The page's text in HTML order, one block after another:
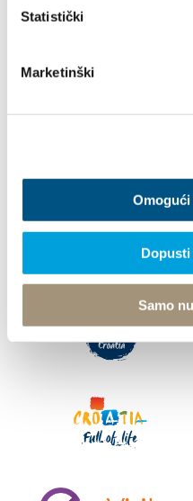
Statistički
Marketinški
Omogući
Dopusti
Samo
21216 Kaštel Stari,
Destynacja
Co robić
Info
© TZ Kastela 2022 Polityka
Design